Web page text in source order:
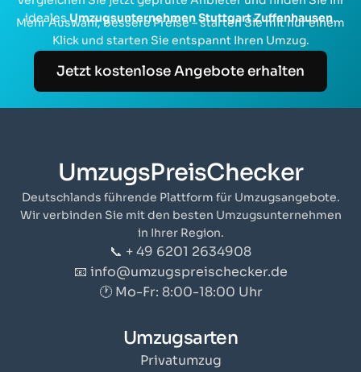
idealesUmzugsunternehmen Stuttgart Zuffenhausen.
Mehr Auswahl, bessere Preise – starten Sie mit nur einem
Klick und starten Sie entspannt Ihren Umzug.
Jetzt kostenlose Angebote erhalten
UmzugsPreisChecker
Deutschlands führende Plattform für Umzugsangebote.
Wir verbinden Sie mit den besten Umzugsunternehmen
in Ihrer Region.
📞 + 49 6201 2634908
📧 info@umzugspreischecker.de
🕐 Mo-Fr: 8:00-18:00 Uhr
Umzugsarten
Privatumzug